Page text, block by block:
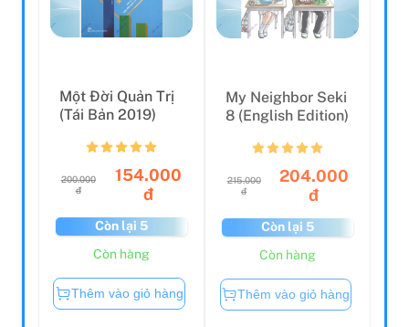
Một Đời Quản Trị
(Tái Bản 2019)
200.000
đ
154.000
đ
Còn lại 5
Còn hàng
Thêm vào giỏ hàng
My Neighbor Seki
8 (English Edition)
215.000
đ
204.000
đ
Còn lại 5
Còn hàng
Thêm vào giỏ hàng